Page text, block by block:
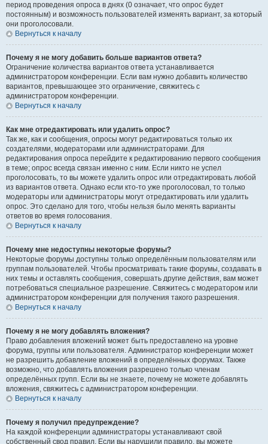
период проведения опроса в днях (0 означает, что опрос будет
постоянным) и возможность пользователей изменять вариант, за который
они проголосовали.
Вернуться к началу
Почему я не могу добавить больше вариантов ответа?
Ограничение количества вариантов ответа устанавливается
администратором конференции. Если вам нужно добавить количество
вариантов, превышающее это ограничение, свяжитесь с
администратором конференции.
Вернуться к началу
Как мне отредактировать или удалить опрос?
Так же, как и сообщения, опросы могут редактироваться только их
создателями, модераторами или администраторами. Для
редактирования опроса перейдите к редактированию первого сообщения
в теме; опрос всегда связан именно с ним. Если никто не успел
проголосовать, то вы можете удалить опрос или отредактировать любой
из вариантов ответа. Однако если кто-то уже проголосовал, то только
модераторы или администраторы могут отредактировать или удалить
опрос. Это сделано для того, чтобы нельзя было менять варианты
ответов во время голосования.
Вернуться к началу
Почему мне недоступны некоторые форумы?
Некоторые форумы доступны только определённым пользователям или
группам пользователей. Чтобы просматривать такие форумы, создавать в
них темы и оставлять сообщения, совершать другие действия, вам может
потребоваться специальное разрешение. Свяжитесь с модератором или
администратором конференции для получения такого разрешения.
Вернуться к началу
Почему я не могу добавлять вложения?
Право добавления вложений может быть предоставлено на уровне
форума, группы или пользователя. Администратор конференции может
не разрешить добавление вложений в определённых форумах. Также
возможно, что добавлять вложения разрешено только членам
определённых групп. Если вы не знаете, почему не можете добавлять
вложения, свяжитесь с администратором конференции.
Вернуться к началу
Почему я получил предупреждение?
На каждой конференции администраторы устанавливают свой
собственный свод правил. Если вы нарушили правило, вы можете